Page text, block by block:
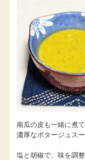
南瓜の皮も一緒に煮て
濃厚なポタージュスー
塩と胡椒で、味を調整